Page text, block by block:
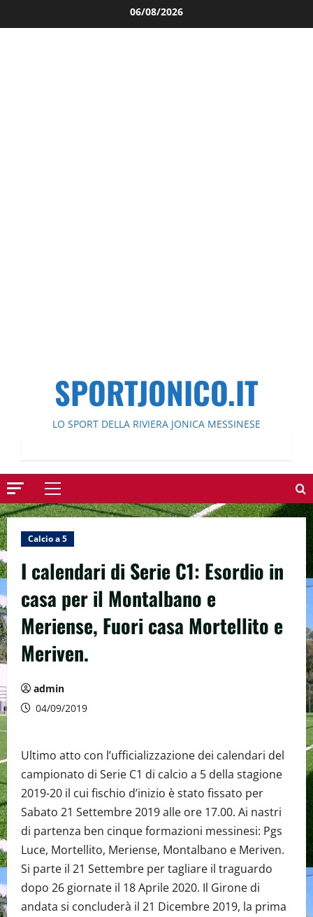
al
06/08/2026
SPORTJONICO.IT
LO SPORT DELLA RIVIERA JONICA MESSINESE
Menu
principale
Calcio a 5
I calendari di Serie C1: Esordio in
casa per il Montalbano e
Meriense, Fuori casa Mortellito e
Meriven.
admin
04/09/2019
Ultimo atto con l’ufficializzazione dei calendari del
campionato di Serie C1 di calcio a 5 della stagione
2019-20 il cui fischio d’inizio è stato fissato per
Sabato 21 Settembre 2019 alle ore 17.00. Ai nastri
di partenza ben cinque formazioni messinesi: Pgs
Luce, Mortellito, Meriense, Montalbano e Meriven.
Si parte il 21 Settembre per tagliare il traguardo
dopo 26 giornate il 18 Aprile 2020. Il Girone di
andata si concluderà il 21 Dicembre 2019, la prima